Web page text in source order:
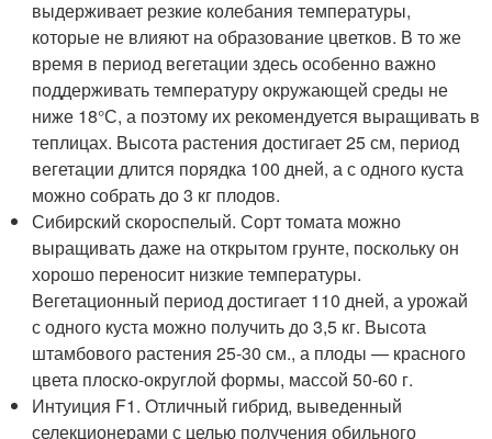
выдерживает резкие колебания температуры,
которые не влияют на образование цветков. В то же
время в период вегетации здесь особенно важно
поддерживать температуру окружающей среды не
ниже 18°С, а поэтому их рекомендуется выращивать в
теплицах. Высота растения достигает 25 см, период
вегетации длится порядка 100 дней, а с одного куста
можно собрать до 3 кг плодов.
Сибирский скороспелый. Сорт томата можно
выращивать даже на открытом грунте, поскольку он
хорошо переносит низкие температуры.
Вегетационный период достигает 110 дней, а урожай
с одного куста можно получить до 3,5 кг. Высота
штамбового растения 25-30 см., а плоды — красного
цвета плоско-округлой формы, массой 50-60 г.
Интуиция F1. Отличный гибрид, выведенный
селекционерами с целью получения обильного